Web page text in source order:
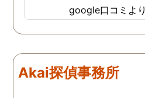
google口コミより
Akai探偵事務所